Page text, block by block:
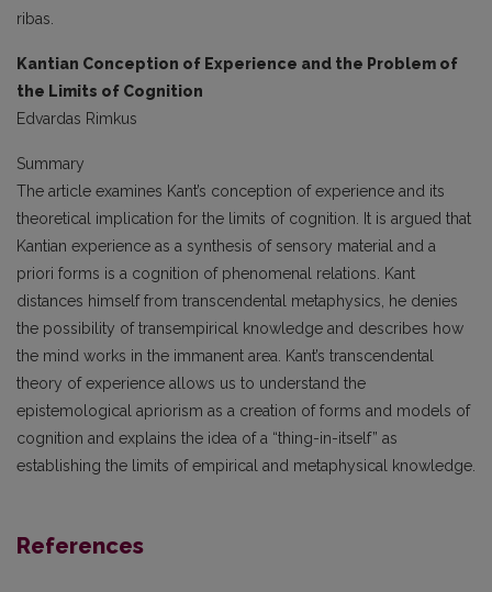
ribas.
Kantian Conception of Experience and the Problem of
the Limits of Cognition
Edvardas Rimkus
Summary
The article examines Kant’s conception of experience and its
theoretical implication for the limits of cognition. It is argued that
Kantian experience as a synthesis of sensory material and a
priori forms is a cognition of phenomenal relations. Kant
distances himself from transcendental metaphysics, he denies
the possibility of transempirical knowledge and describes how
the mind works in the immanent area. Kant’s transcendental
theory of experience allows us to understand the
epistemological apriorism as a creation of forms and models of
cognition and explains the idea of a “thing-in-itself” as
establishing the limits of empirical and metaphysical knowledge.
References